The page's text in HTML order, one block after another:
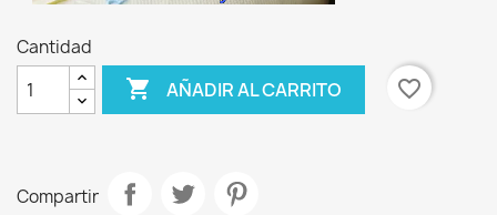
Cantidad
 AÑADIR AL CARRITO favorite_border
Compartir